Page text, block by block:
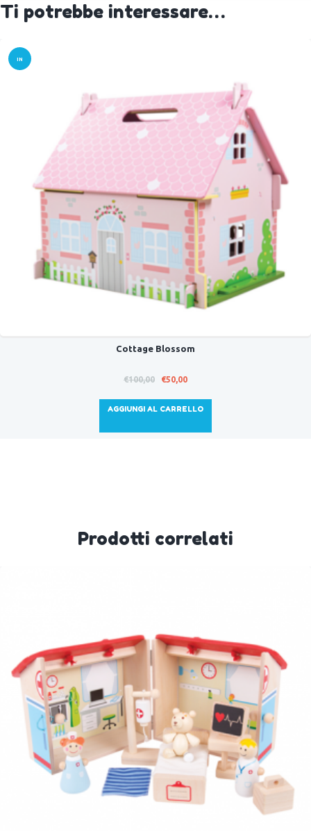
Ti potrebbe interessare…
IN
Cottage Blossom
€100,00
Il
originale
€50,00Il
attuale
AGGIUNGI AL CARRELLO
Prodotti correlati